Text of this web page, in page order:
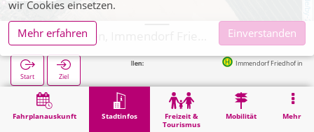
dl-de/by-2-0
Fahrplanauskunft Stadtinfos
Freizeit &
Tourismus
Mobilität Mehr
Start Ziel
Nächste Haltestellen: Immendorf Friedhof in 87m
Stadtinfos Geilenkirchen, Immendorf Friedhof (POI)
wir Cookies einsetzen.
Mehr erfahren
Einverstanden